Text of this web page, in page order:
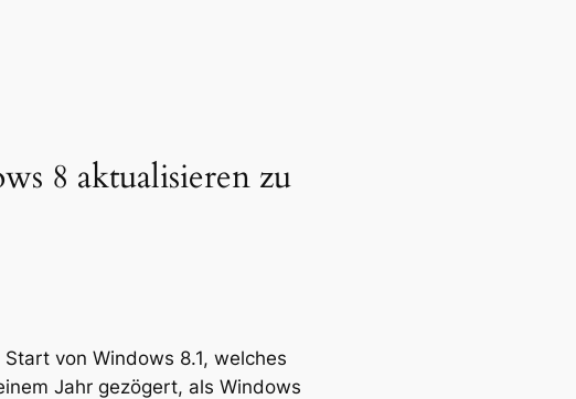
8 aktualisieren zu
von Windows 8.1, welches
Jahr gezögert, als Windows